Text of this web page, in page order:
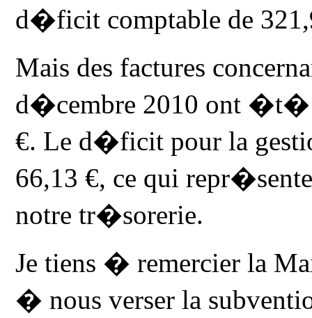
d�ficit comptable de
Mais des factures
d�cembre 2010 ont
€. Le d�ficit pour la
66,13 €, ce qui
notre tr�sorerie.
Je tiens � remercier la
� nous verser la